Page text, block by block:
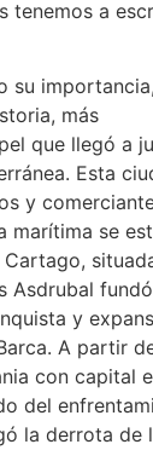
tenemos a
su
más
que llegó a
Esta
y
marítima se
Asdrubal
y
A partir
con capital
del
la derrota de